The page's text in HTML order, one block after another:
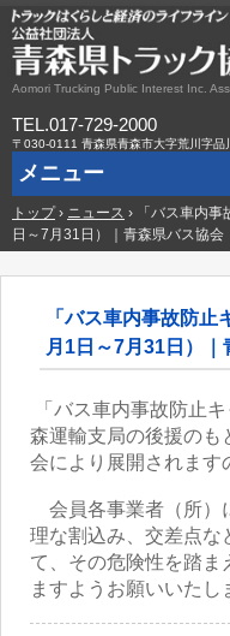
Aomori Trucking Public Interest Inc.
TEL.017-729-2000
〒030-0111 青森県青森市大字荒川字品
メニュー
コ
ン
テ
トップ › ニュース ›
「バス車内
日～7月31日）｜青森県バス協会
「バス車内事故防
月1日～7月31日）
「バス車内事故防止
森運輸支局の後援のも
会により展開されます
会員各事業者（所）
理な割込み、交差点な
て、その危険性を踏ま
ますようお願いいたし